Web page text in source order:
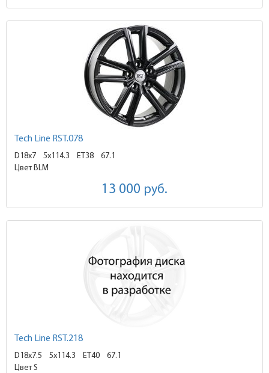
Tech Line RST.078
D18x7 5x114.3 ET38
67.1
Цвет BLM
13 000 руб.
Tech Line RST.218
D18x7.5 5x114.3 ET40
67.1
Цвет S